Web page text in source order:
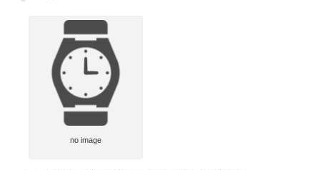
no image